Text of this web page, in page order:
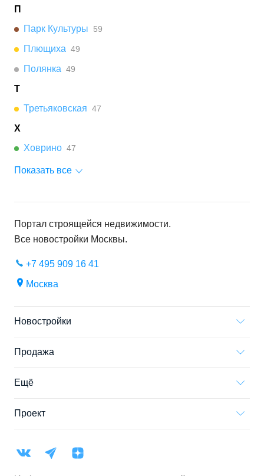
П
Парк Культуры
59
Плющиха 49
Полянка 49
Т
Третьяковская 47
Х
Ховрино 47
Показать все
Портал строящейся недвижимости.
Все новостройки Москвы.
+7 495 909 16 41
Москва
Новостройки
Продажа
Ещё
Проект